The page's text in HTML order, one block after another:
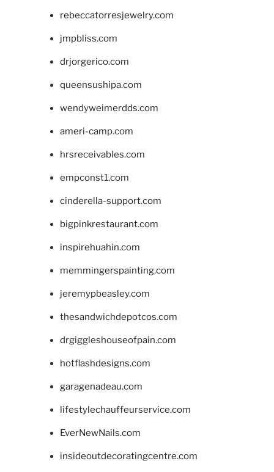
rebeccatorresjewelry.com
jmpbliss.com
drjorgerico.com
queensushipa.com
wendyweimerdds.com
ameri-camp.com
hrsreceivables.com
empconst1.com
cinderella-support.com
bigpinkrestaurant.com
inspirehuahin.com
memmingerspainting.com
jeremypbeasley.com
thesandwichdepotcos.com
drgiggleshouseofpain.com
hotflashdesigns.com
garagenadeau.com
lifestylechauffeurservice.com
EverNewNails.com
insideoutdecoratingcentre.com